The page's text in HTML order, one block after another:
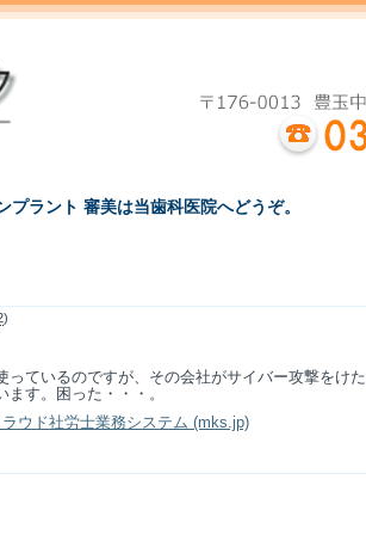
ラント 審美は当歯科医院へどうぞ。
)
っているのですが、その会社がサイバー攻撃をけた
す。困った・・・。
ウド社労士業務システム (mks.jp)